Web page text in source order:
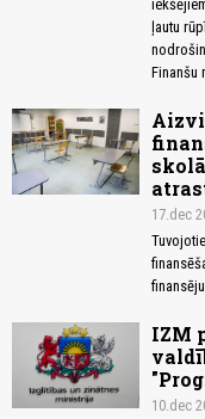
ļautu
Finanšu
17.dec
IZM
10.dec